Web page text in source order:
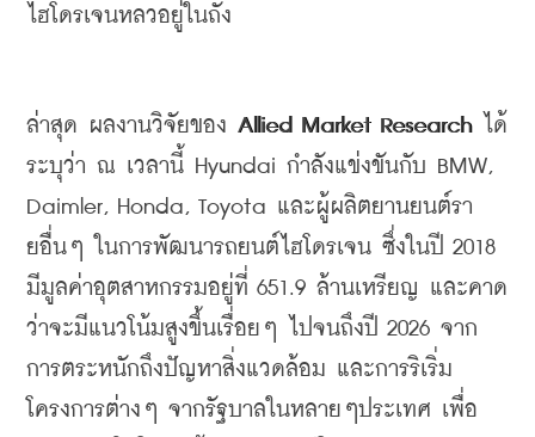
ไฮโดรเจนหลวอยู่ในถัง
ล่าสุด ผลงานวิจัยของ Allied Market Research ได้
ระบุว่า ณ เวลานี้ Hyundai กำลังแข่งขันกับ BMW,
Daimler, Honda, Toyota และผู้ผลิตยานยนต์รา
ยอื่นๆ
ในการพัฒนารถยนต์ไฮโดรเจน ซึ่งในปี
มีมูลค่าอุตสาหกรรมอยู่ที่ 651.9 ล้านเหรียญ
และคาด
ว่าจะมีแนวโน้มสูงขึ้นเรื่อยๆ
ไปจนถึงปี 2026 จาก
การตระหนักถึงปัญหาสิ่งแวดล้อม และการริเริ่ม
โครงการต่างๆ จากรัฐบาลในหลายๆประเทศ เพื่อ